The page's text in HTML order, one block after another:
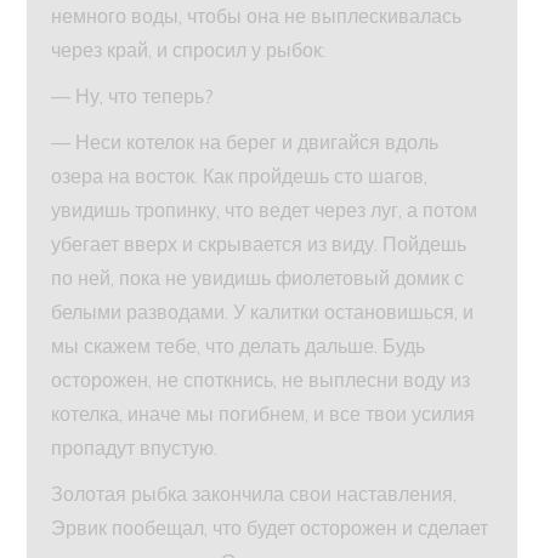
немного воды, чтобы она не выплескивалась
через край, и спросил у рыбок:
— Ну, что теперь?
— Неси котелок на берег и двигайся вдоль
озера на восток. Как пройдешь сто шагов,
увидишь тропинку, что ведет через луг, а потом
убегает вверх и скрывается из виду. Пойдешь
по ней, пока не увидишь фиолетовый домик с
белыми разводами. У калитки остановишься, и
мы скажем тебе, что делать дальше. Будь
осторожен, не споткнись, не выплесни воду из
котелка, иначе мы погибнем, и все твои усилия
пропадут впустую.
Золотая рыбка закончила свои наставления,
Эрвик пообещал, что будет осторожен и сделает